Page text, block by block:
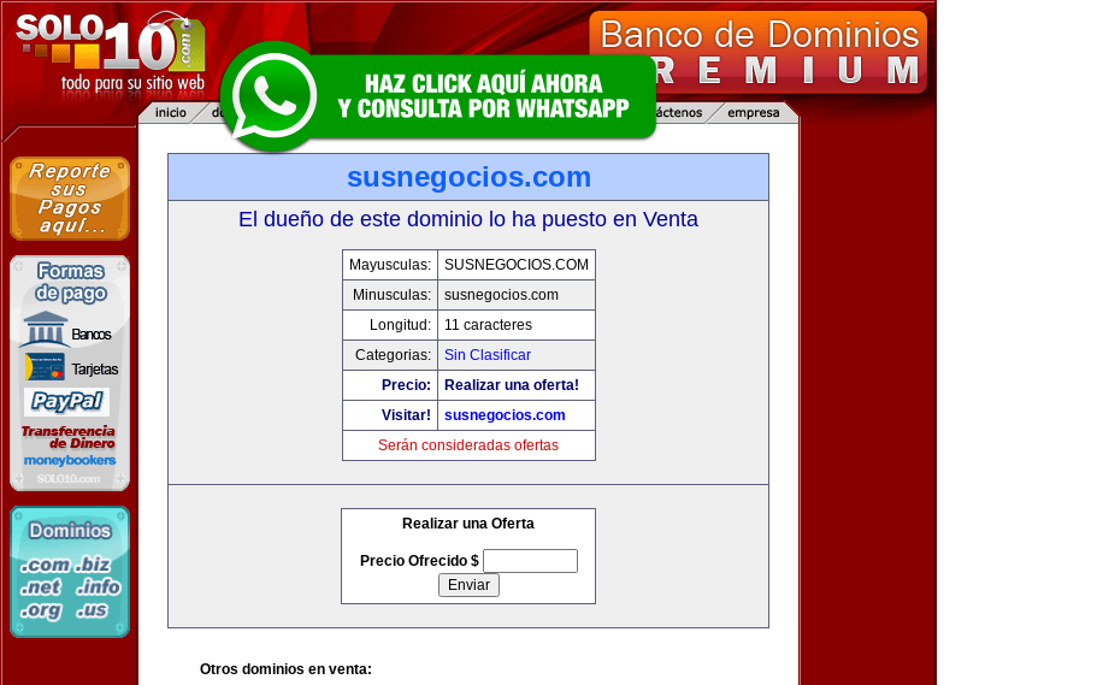
susnegocios.com
El dueño de este dominio lo ha puesto en Venta
Mayusculas:
SUSNEGOCIOS.COM
Minusculas:
susnegocios.com
Longitud:
11 caracteres
Categorias:
Sin Clasificar
Precio:
Realizar una oferta!
Visitar!
susnegocios.com
Serán consideradas ofertas
Realizar una Oferta
Precio Ofrecido $
Otros dominios en venta: